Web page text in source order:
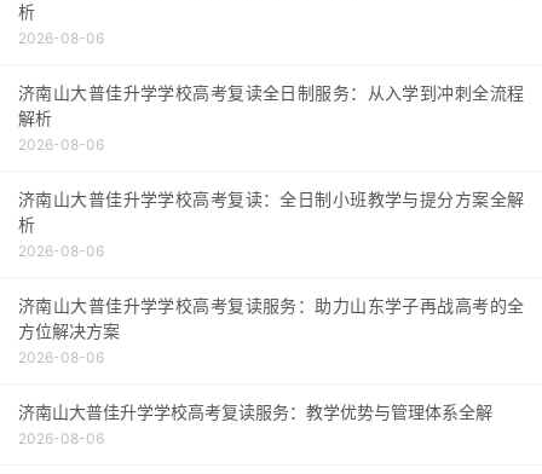
析
2026-08-06
济南山大普佳升学学校高考复读全日制服务：从入学到冲刺全流程
解析
2026-08-06
济南山大普佳升学学校高考复读：全日制小班教学与提分方案全解
析
2026-08-06
济南山大普佳升学学校高考复读服务：助力山东学子再战高考的全
方位解决方案
2026-08-06
济南山大普佳升学学校高考复读服务：教学优势与管理体系全解
2026-08-06